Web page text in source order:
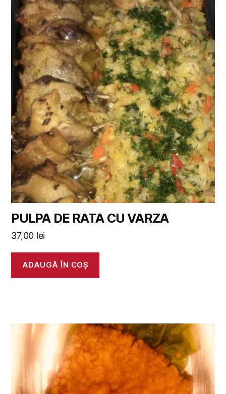
PULPA DE RATA CU VARZA
37,00 lei
ADAUGĂ ÎN COȘ